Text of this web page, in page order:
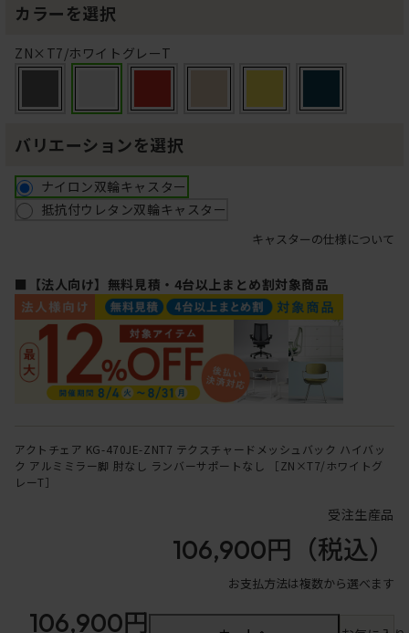
カラーを選択
ZN×T7/ホワイトグレーT
バリエーションを選択
ナイロン双輪キャスター
抵抗付ウレタン双輪キャスター
キャスターの仕様について
■【法人向け】無料見積・4台以上まとめ割対象商品
アクトチェア KG-470JE-ZNT7 テクスチャードメッシュバック ハイバッ
ク アルミミラー脚 肘なし ランバーサポートなし ［ZN×T7/ホワイトグ
レーT］
受注生産品
106,900円 （税込）
お支払方法は複数から選べます
106,900円